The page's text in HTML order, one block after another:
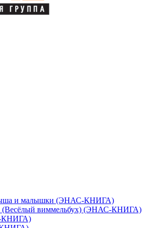
и малышки (ЭНАС-КНИГА)
(Весёлый виммельбух) (ЭНАС-КНИГА)
КНИГА)